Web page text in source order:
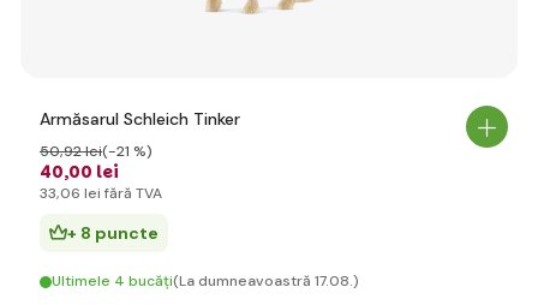
Armăsarul Schleich Tinker
40,00 lei
50,92 lei(-21 %)
33,06 lei fără TVA
+ 8 puncte
Ultimele 4 bucăți(La dumneavoastră 17.08.)